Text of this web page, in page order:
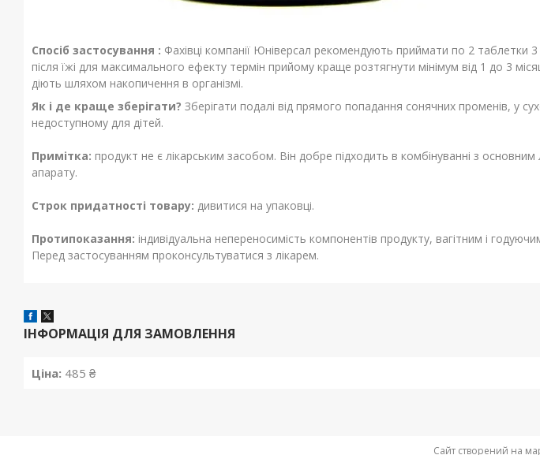
Спосіб застосування : Фахівці компанії Юніверсал рекомендують приймати по 2 таблетки
після їжі для максимального ефекту термін прийому краще розтягнути мінімум від 1 до 3
діють шляхом накопичення в організмі.
Як і де краще зберігати? Зберігати подалі від прямого попадання сонячних променів, у
недоступному для дітей.
Примітка: продукт не є лікарським засобом. Він добре підходить в комбінуванні з
апарату.
Строк придатності товару: дивитися на упаковці.
Протипоказання: індивідуальна непереносимість компонентів продукту, вагітним і
Перед застосуванням проконсультуватися з лікарем.
ІНФОРМАЦІЯ ДЛЯ ЗАМОВЛЕННЯ
Ціна: 485 ₴
Сайт створений на